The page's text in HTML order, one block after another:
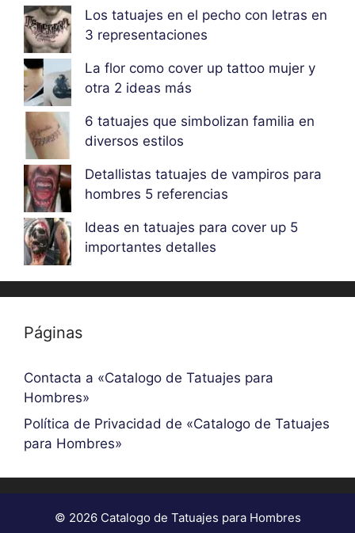
Los tatuajes en el pecho con letras en
3 representaciones
La flor como cover up tattoo mujer y
otra 2 ideas más
6 tatuajes que simbolizan familia en
diversos estilos
Detallistas tatuajes de vampiros para
hombres 5 referencias
Ideas en tatuajes para cover up 5
importantes detalles
Páginas
Contacta a «Catalogo de Tatuajes para
Hombres»
Política de Privacidad de «Catalogo de Tatuajes
para Hombres»
© 2026 Catalogo de Tatuajes para Hombres